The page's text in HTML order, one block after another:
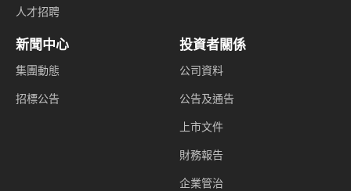
人才招聘
新聞中心
集團動態
招標公告
投資者關係
公司資料
公告及通告
上市文件
財務報告
企業管治